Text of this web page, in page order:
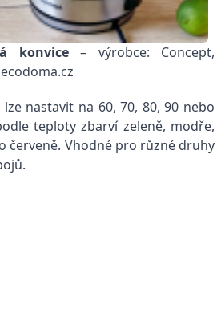
konvice– výrobce: Concept,
nastavit na 60, 70, 80, 90 nebo
teploty zbarví zeleně, modře,
červeně. Vhodné pro různé druhy